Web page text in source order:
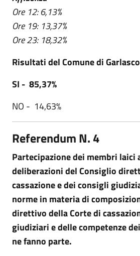
Ore 12: 6,13%
Ore 19: 13,37%
Ore 23: 18,32%
Risultati del Comune di Garlasco
SI - 85,37%
NO - 14,63%
Referendum N. 4
Partecipazione dei membri laici
deliberazioni del Consiglio
cassazione e dei consigli
norme in materia di
direttivo della Corte di
giudiziari e delle competenze
ne fanno parte.